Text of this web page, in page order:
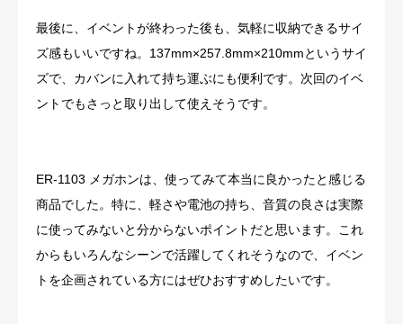
最後に、イベントが終わった後も、気軽に収納できるサイ
ズ感もいいですね。137mm×257.8mm×210mmというサイ
ズで、カバンに入れて持ち運ぶにも便利です。次回のイベ
ントでもさっと取り出して使えそうです。
ER-1103 メガホンは、使ってみて本当に良かったと感じる
商品でした。特に、軽さや電池の持ち、音質の良さは実際
に使ってみないと分からないポイントだと思います。これ
からもいろんなシーンで活躍してくれそうなので、イベン
トを企画されている方にはぜひおすすめしたいです。